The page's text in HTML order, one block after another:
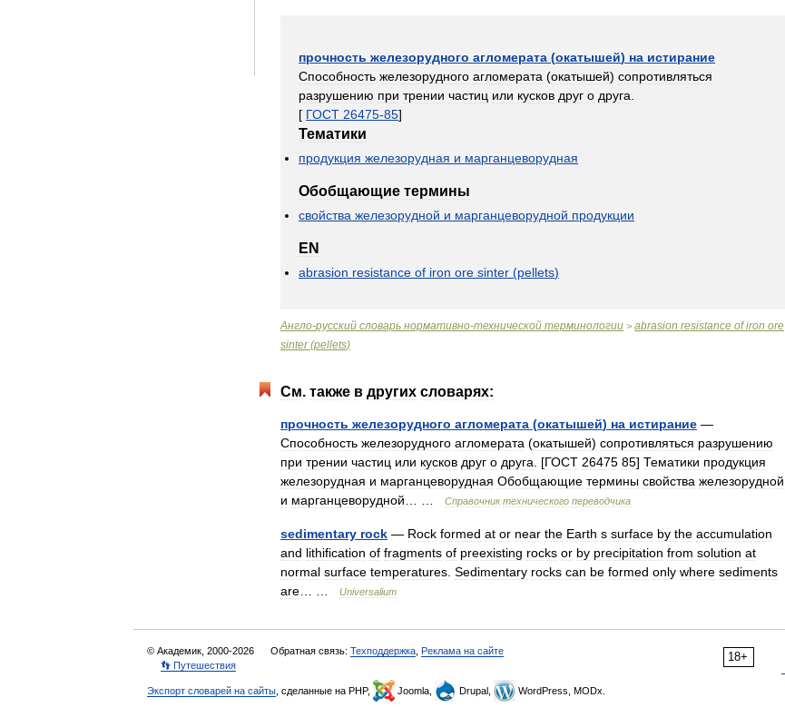
прочность железорудного агломерата (окатышей) на истирание
Способность железорудного агломерата (окатышей) сопротивляться
разрушению при трении частиц или кусков друг о друга
[ ГОСТ 26475-85]
Тематики
продукция железорудная и марганцеворудная
Обобщающие термины
свойства железорудной и марганцеворудной продукции
EN
abrasion resistance of iron ore sinter (pellets)
Англо-русский словарь нормативно-технической терминологии > abrasion resistance of iron ore
sinter(pellets)
См. также в других словарях:
прочность железорудного агломерата (окатышей) на истирание —
Способность железорудного агломерата (окатышей) сопротивляться разрушению
при трении частиц или кусков друг о друга . [ГОСТ 26475 85] Тематики продукция
железорудная и марганцеворудная Обобщающие термины свойства железорудной
и марганцеворудной Справочник технического переводчика
sedimentary rock — Rock formed at or near the Earth s surface by the accumulation
and lithification of fragments of preexisting rocks or by precipitation from solution at
normal surface temperatures Sedimentary rocks can be formed only where sediments
are
Universalium
18+
© Академик, 2000-2026 Обратная связь: Техподдержка Реклама на сайте
👣 Путешествия
Экспорт словарей на сайты , сделанные на PHP, Joomla, Drupal, WordPress, MODx.